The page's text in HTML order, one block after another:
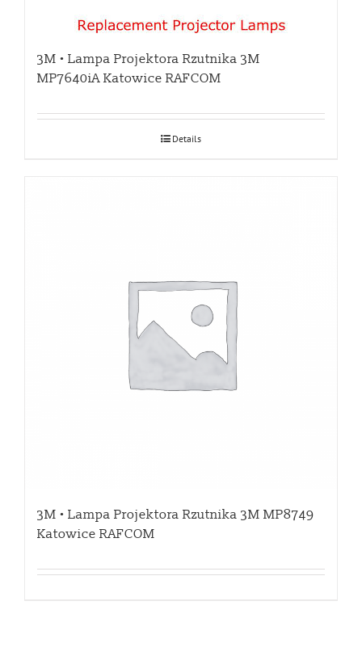
3M • Lampa Projektora Rzutnika 3M
MP7640iA Katowice RAFCOM
Details
3M • Lampa Projektora Rzutnika 3M MP8749
Katowice RAFCOM